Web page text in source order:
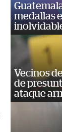
medallas
Vecinos
de
ataque